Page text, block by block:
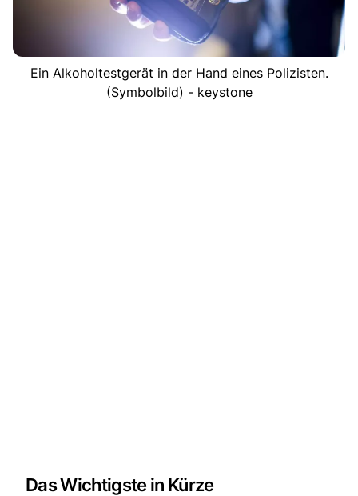
Ein Alkoholtestgerät in der Hand eines Polizisten.
(Symbolbild) - keystone
Das Wichtigste in Kürze